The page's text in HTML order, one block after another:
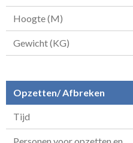
Hoogte (M)
Gewicht (KG)
Opzetten/ Afbreken
Tijd